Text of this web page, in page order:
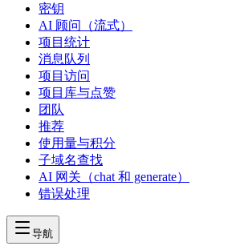
密钥
AI 顾问（流式）
项目统计
消息队列
项目访问
项目库与点赞
团队
推荐
使用量与积分
子域名查找
AI 网关（chat 和 generate）
错误处理
导航